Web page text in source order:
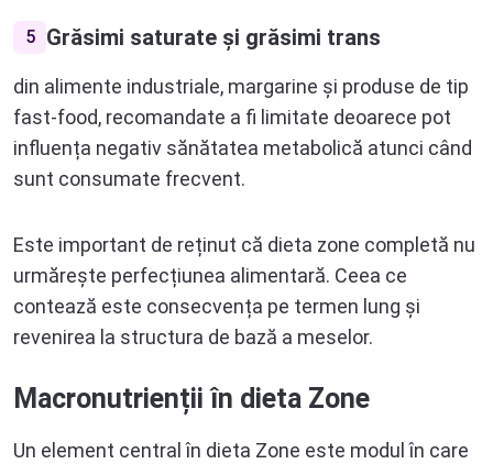
5 Grăsimi saturate și grăsimi trans
din alimente industriale, margarine și produse de tip
fast-food, recomandate a fi limitate deoarece pot
influența negativ sănătatea metabolică atunci când
sunt consumate frecvent.
Este important de reținut că dieta zone completă nu
urmărește perfecțiunea alimentară. Ceea ce
contează este consecvența pe termen lung și
revenirea la structura de bază a meselor.
Macronutrienții în dieta Zone
Un element central în dieta Zone este modul în care